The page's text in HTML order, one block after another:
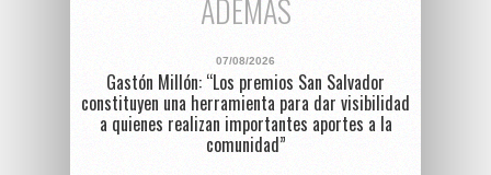
ADEMÁS
07/08/2026
Gastón Millón: “Los premios San Salvador
constituyen una herramienta para dar visibilidad
a quienes realizan importantes aportes a la
comunidad”